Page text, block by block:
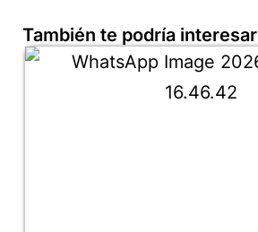
También te podría interesar